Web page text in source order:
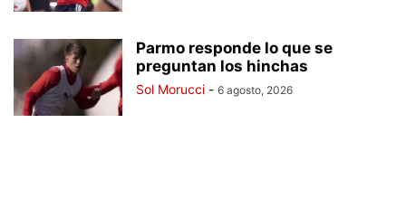
Parmo responde lo que se
preguntan los hinchas
Sol Morucci - 6 agosto, 2026